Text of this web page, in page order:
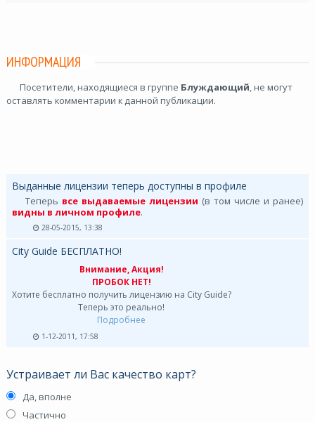
ИНФОРМАЦИЯ
Посетители, находящиеся в группе Блуждающий, не могут
оставлять комментарии к данной публикации.
Выданные лицензии теперь доступны в профиле
Теперь все выдаваемые лицензии (в том числе и ранее)
видны в личном профиле.
28-05-2015, 13:38
City Guide БЕСПЛАТНО!
Внимание, Акция!
ПРОБОК НЕТ!
Хотите бесплатно получить лицензию на City Guide?
Теперь это реально!
Подробнее
1-12-2011, 17:58
Устраивает ли Вас качество карт?
Да, вполне
Частично